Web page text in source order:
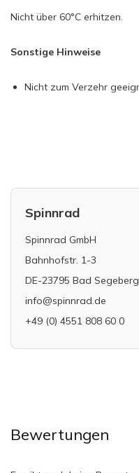
Nicht über 60°C erhitzen.
Sonstige Hinweise
Nicht zum Verzehr
Spinnrad
Spinnrad GmbH
Bahnhofstr. 1-3
DE-23795 Bad Segeberg
info@spinnrad.de
+49 (0) 4551 808 60 0
Bewertungen